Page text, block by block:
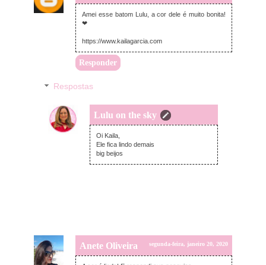
Amei esse batom Lulu, a cor dele é muito bonita!
❤
https://www.kailagarcia.com
Responder
Respostas
Lulu on the sky
segunda-feira, janeiro 20, 2020
Oi Kaila,
Ele fica lindo demais
big beijos
Anete Oliveira segunda-feira, janeiro 20, 2020